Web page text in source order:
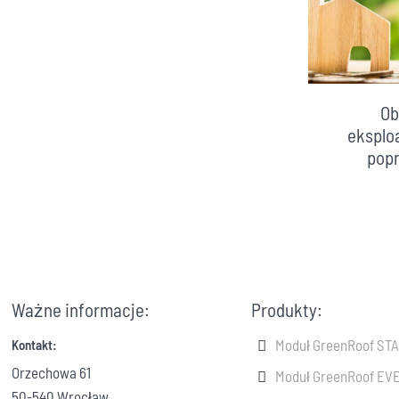
Ważne informacje:
Kontakt:
Orzechowa 61
Produkty:
Moduł GreenRoof
Moduł GreenRoof